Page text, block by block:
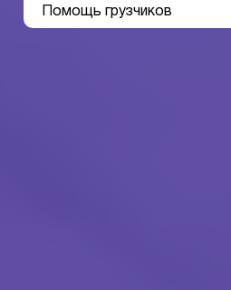
Помощь грузчиков